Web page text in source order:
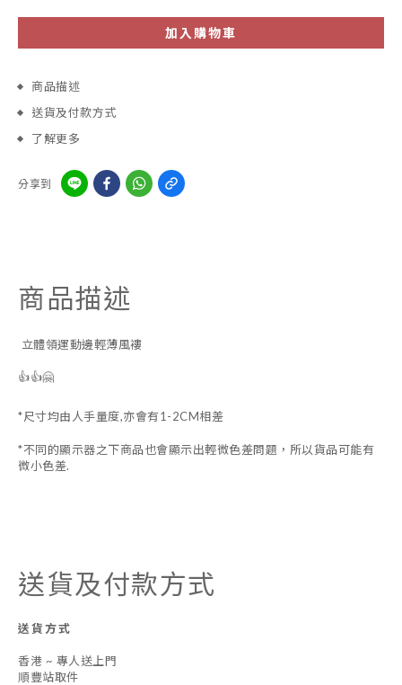
加入購物車
商品描述
送貨及付款方式
了解更多
分享到
商品描述
立體領運動邊輕薄風褸
👍👍🤗
*尺寸均由人手量度,亦會有1-2CM相差
*不同的顯示器之下商品也會顯示出輕微色差問題，所以貨品可能有
微小色差.
送貨及付款方式
送貨方式
香港 ~ 專人送上門
順豐站取件